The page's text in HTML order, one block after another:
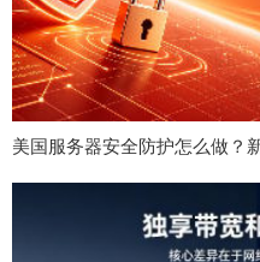
美国服务器安全防护怎么做？